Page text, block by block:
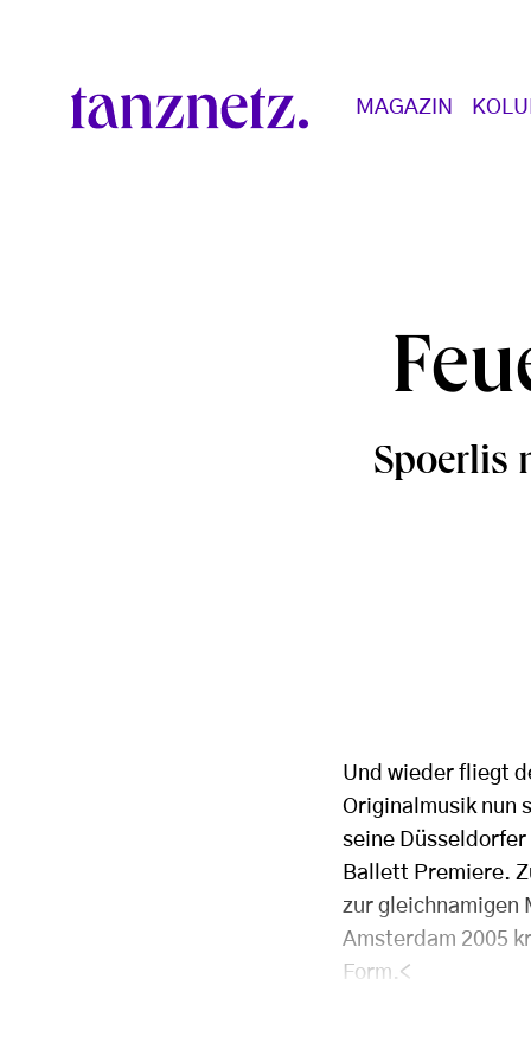
Main navigation
MAGAZIN
Spoerlis
Und wieder fliegt
Originalmusik nun
seine
Ballett Premiere.
zur gleichnamigen
Amsterdam 2005
Form.<